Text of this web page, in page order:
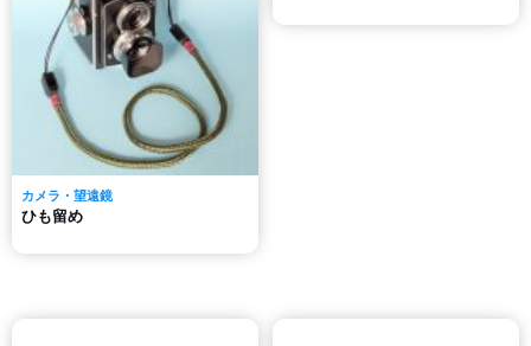
カメラ・望遠鏡
ひも留め